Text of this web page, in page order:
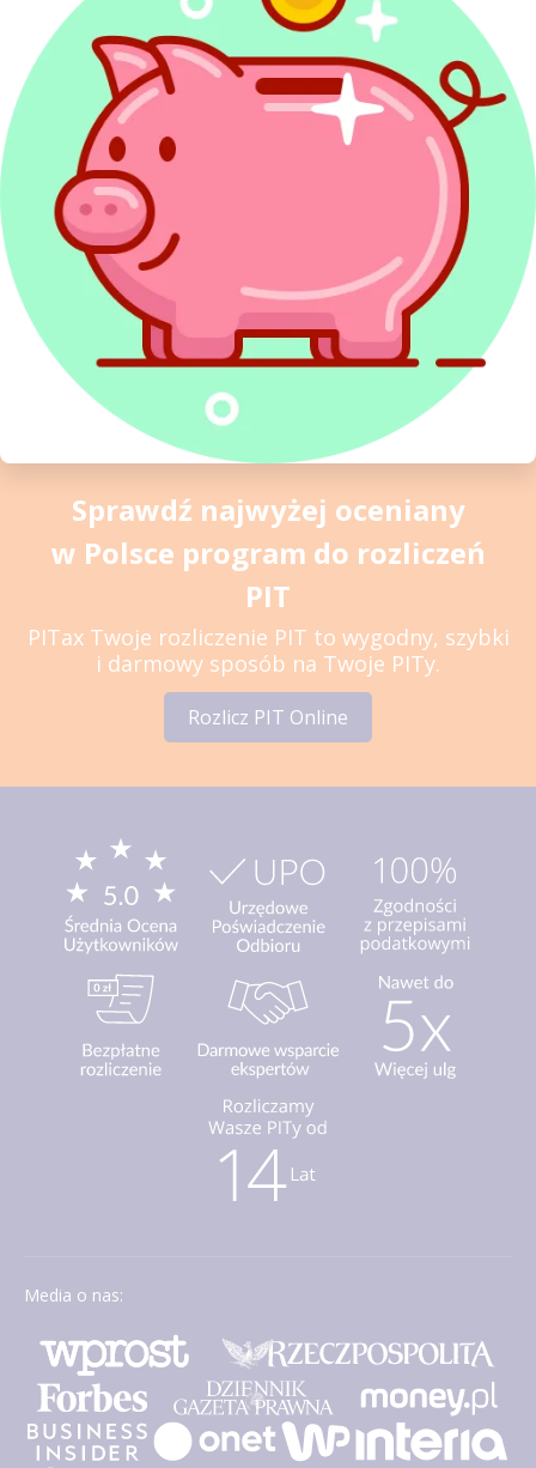
w kosztach uzyskania przychodu
Redakcja PITax
Opinie
Sprawdź najwyżej oceniany
w Polsce program do rozliczeń
PIT
PITax Twoje rozliczenie PIT to wygodny, szybki
i darmowy sposób na Twoje PITy.
Rozlicz PIT Online
Media o nas: